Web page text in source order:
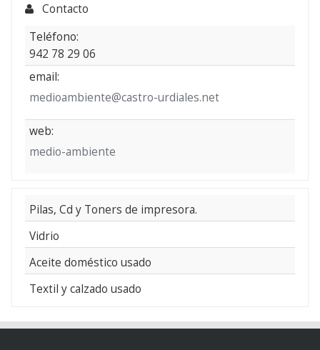
Contacto
Teléfono:
942 78 29 06
email:
medioambiente@castro-urdiales.net
web:
medio-ambiente
Pilas, Cd y Toners de impresora.
Vidrio
Aceite doméstico usado
Textil y calzado usado